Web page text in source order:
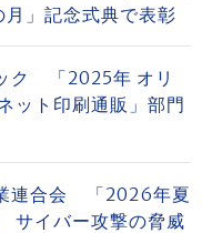
」記念式典で表彰
ク 「2025年 オリ
ット印刷通販」部門
連合会 「2026年夏
サイバー攻撃の脅威